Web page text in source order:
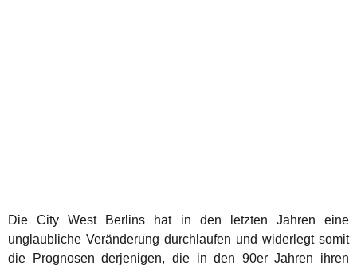
Die City West Berlins hat in den letzten Jahren eine
unglaubliche Veränderung durchlaufen und widerlegt somit
die Prognosen derjenigen, die in den 90er Jahren ihren